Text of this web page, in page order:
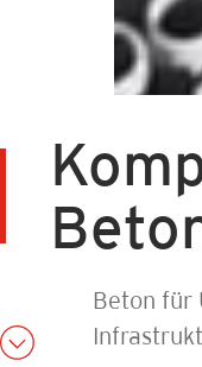
Beton für